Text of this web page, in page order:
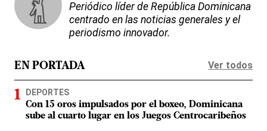
Periódico líder de República Dominicana
centrado en las noticias generales y el
periodismo innovador.
EN PORTADA Ver todos
DEPORTES
Con 15 oros impulsados por el boxeo, Dominicana
sube al cuarto lugar en los Juegos Centrocaribeños